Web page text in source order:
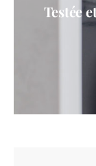
Testée